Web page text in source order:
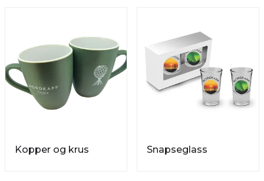
Kopper og krus Snapseglass